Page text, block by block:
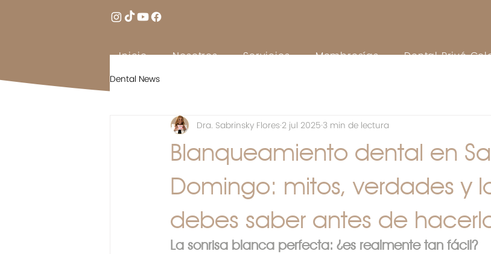
Inicio Nosotros Servicios Membresías Dental Privé
Dental News
Blanqueamiento dental en
Domingo: mitos, verdades y
debes saber antes de
Dra. Sabrinsky Flores2 jul 2025 3 min de lectura
La sonrisa blanca perfecta: ¿es realmente tan fácil?